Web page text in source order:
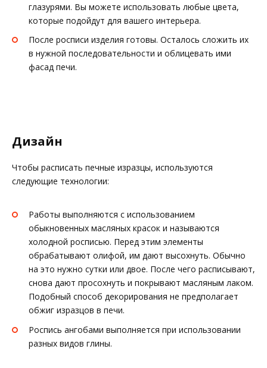
глазурями. Вы можете использовать любые цвета,
которые подойдут для вашего интерьера.
После росписи изделия готовы. Осталось сложить их
в нужной последовательности и облицевать ими
фасад печи.
Дизайн
Чтобы расписать печные изразцы, используются
следующие технологии:
Работы выполняются с использованием
обыкновенных масляных красок и называются
холодной росписью. Перед этим элементы
обрабатывают олифой, им дают высохнуть. Обычно
на это нужно сутки или двое. После чего расписывают,
снова дают просохнуть и покрывают масляным лаком.
Подобный способ декорирования не предполагает
обжиг изразцов в печи.
Роспись ангобами выполняется при использовании
разных видов глины.